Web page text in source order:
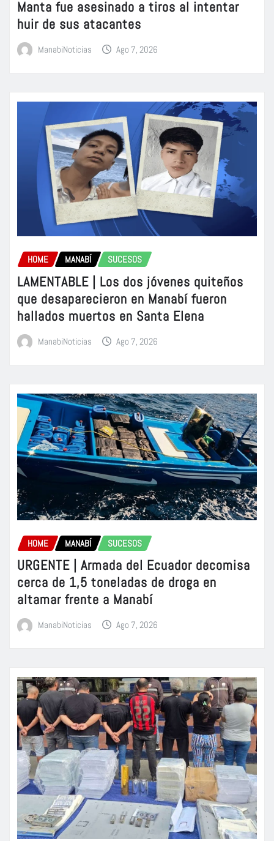
Manta fue asesinado a tiros al intentar
huir de sus atacantes
ManabiNoticias Ago 7, 2026
HOME MANABÍ SUCESOS
LAMENTABLE | Los dos jóvenes quiteños
que desaparecieron en Manabí fueron
hallados muertos en Santa Elena
ManabiNoticias Ago 7, 2026
HOME MANABÍ SUCESOS
URGENTE | Armada del Ecuador decomisa
cerca de 1,5 toneladas de droga en
altamar frente a Manabí
ManabiNoticias Ago 7, 2026